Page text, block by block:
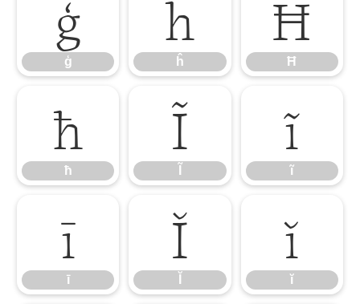
ģ
ģ
ĥ
ĥ
Ħ
Ħ
ħ
ħ
Ĩ ĩ
ĩ
ī
ī
Ĭ ĭ
ĭ